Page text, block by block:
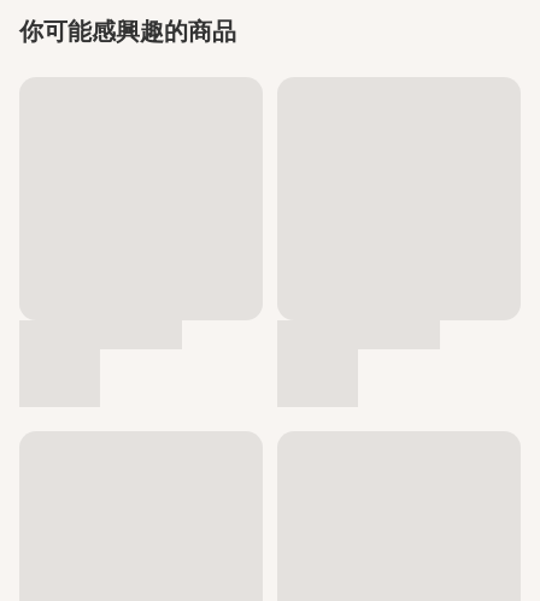
你可能感興趣的商品